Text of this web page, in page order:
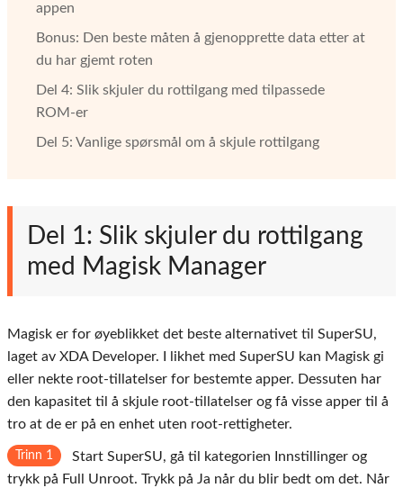
appen
Bonus: Den beste måten å gjenopprette data etter at
du har gjemt roten
Del 4: Slik skjuler du rottilgang med tilpassede
ROM-er
Del 5: Vanlige spørsmål om å skjule rottilgang
Del 1: Slik skjuler du rottilgang
med Magisk Manager
Magisk er for øyeblikket det beste alternativet til SuperSU,
laget av XDA Developer. I likhet med SuperSU kan Magisk gi
eller nekte root-tillatelser for bestemte apper. Dessuten har
den kapasitet til å skjule root-tillatelser og få visse apper til å
tro at de er på en enhet uten root-rettigheter.
Trinn 1
Start SuperSU, gå til kategorien Innstillinger og
trykk på Full Unroot. Trykk på Ja når du blir bedt om det. Når